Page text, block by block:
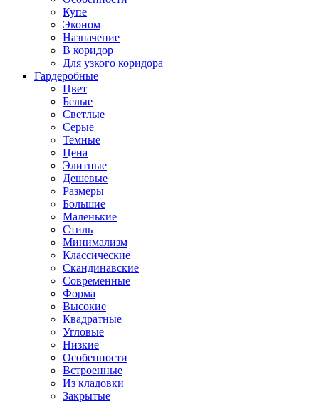
Купе
Эконом
Назначение
В коридор
Для узкого коридора
Гардеробные
Цвет
Белые
Светлые
Серые
Темные
Цена
Элитные
Дешевые
Размеры
Большие
Маленькие
Стиль
Минимализм
Классические
Скандинавские
Современные
Форма
Высокие
Квадратные
Угловые
Низкие
Особенности
Встроенные
Из кладовки
Закрытые